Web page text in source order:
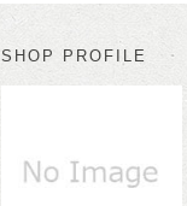
SHOP PROFILE